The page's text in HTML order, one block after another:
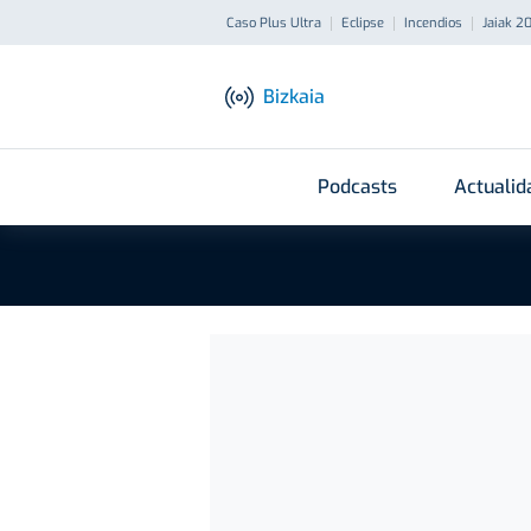
Caso Plus Ultra Eclipse Incendios Jaiak
Bizkaia
Podcasts